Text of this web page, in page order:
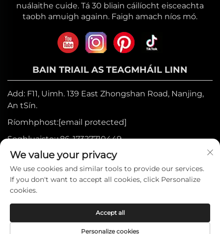
nuálaithe cuide. Tá 30 bliain cáilíocht eisceachta
taobh amuigh againn. Faigh amach níos mó.
BAIN TRIAIL AS TEAGMHÁIL LINN
Add: F11, Uimh. 139 East Zhongshan Road, Nanjing,
An tSín.
Ríomhphost:[email protected]
Soghluaiste:+86-17327710449
Teil:+86-025-84573776
Ceartúchán © 2025 ag Heniemo Home
Collection Co., Ltd. — Beartas
Príobháideachta
We value your privacy
We use cookies and similar tools to provide our services.
If you don't want to accept all cookies, click Personalize
cookies.
Personalize cookies
Accept all